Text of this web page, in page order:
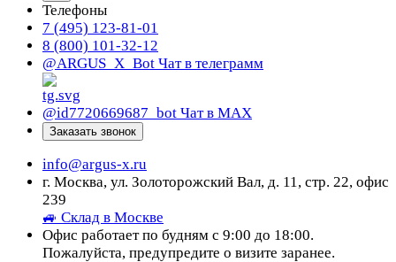
Телефоны
7 (495) 123-81-01
8 (800) 101-32-12
@ARGUS_X_Bot Чат в телеграмм
@id7720669687_bot Чат в МАХ
Заказать звонок
info@argus-x.ru
г. Москва, ул. Золоторожский Вал, д. 11, стр. 22, офис
239
🚙 Склад в Москве
Офис работает по будням с 9:00 до 18:00.
Пожалуйста, предупредите о визите заранее.